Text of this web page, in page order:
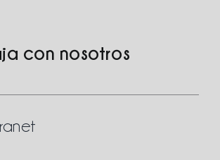
con nosotros